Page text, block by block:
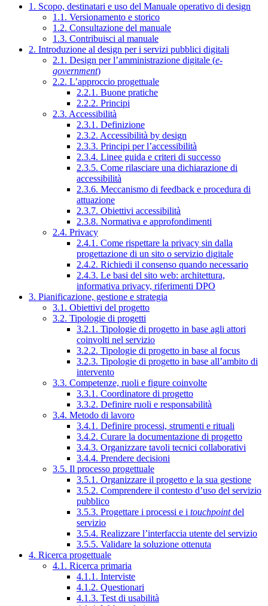
1. Scopo, destinatari e uso del Manuale operativo di design
1.1. Versionamento e storico
1.2. Consultazione del manuale
1.3. Contribuisci al manuale
2. Introduzione al design per i servizi pubblici digitali
2.1. Design per l’amministrazione digitale (e-
government)
2.2. L’approccio progettuale
2.2.1. Buone pratiche
2.2.2. Principi
2.3. Accessibilità
2.3.1. Definizione
2.3.2. Accessibilità by design
2.3.3. Principi per l’accessibilità
2.3.4. Linee guida e criteri di successo
2.3.5. Come rilasciare una dichiarazione di
accessibilità
2.3.6. Meccanismo di feedback e procedura di
attuazione
2.3.7. Obiettivi accessibilità
2.3.8. Normativa e approfondimenti
2.4. Privacy
2.4.1. Come rispettare la privacy sin dalla
progettazione di un sito o servizio digitale
2.4.2. Richiedi il consenso quando necessario
2.4.3. Le basi del sito web: architettura,
informativa privacy, riferimenti DPO
3. Pianificazione, gestione e strategia
3.1. Obiettivi del progetto
3.2. Tipologie di progetti
3.2.1. Tipologie di progetto in base agli attori
coinvolti nel servizio
3.2.2. Tipologie di progetto in base al focus
3.2.3. Tipologie di progetto in base all’ambito di
intervento
3.3. Competenze, ruoli e figure coinvolte
3.3.1. Coordinatore di progetto
3.3.2. Definire ruoli e responsabilità
3.4. Metodo di lavoro
3.4.1. Definire processi, strumenti e rituali
3.4.2. Curare la documentazione di progetto
3.4.3. Organizzare tavoli tecnici collaborativi
3.4.4. Prendere decisioni
3.5. Il processo progettuale
3.5.1. Organizzare il progetto e la sua gestione
3.5.2. Comprendere il contesto d’uso del servizio
pubblico
3.5.3. Progettare i processi e i touchpointdel
servizio
3.5.4. Realizzare l’interfaccia utente del servizio
3.5.5. Validare la soluzione ottenuta
4. Ricerca progettuale
4.1. Ricerca primaria
4.1.1. Interviste
4.1.2. Questionari
4.1.3. Test di usabilità